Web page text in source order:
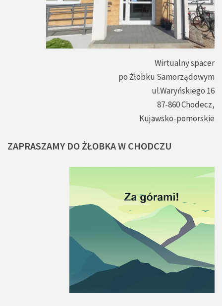
Wirtualny spacer
po Żłobku Samorządowym
ul.Waryńskiego 16
87-860 Chodecz,
Kujawsko-pomorskie
ZAPRASZAMY DOŻŁOBKAW CHODCZU